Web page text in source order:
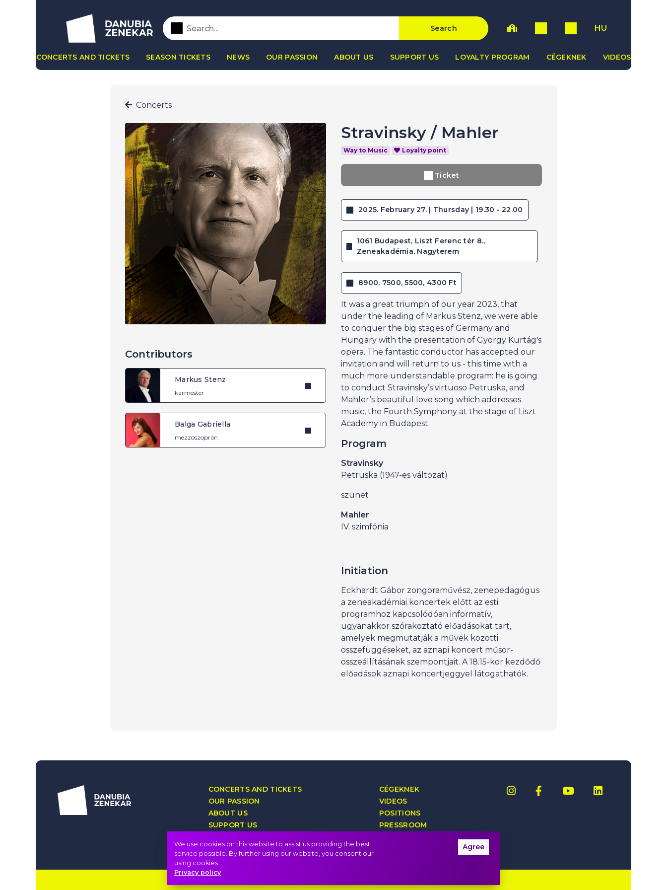
Search HU
CONCERTS AND TICKETS SEASON TICKETS NEWS OUR PASSION ABOUT US SUPPORT US LOYALTY PROGRAM CÉGEKNEK VIDEOS
Concerts
Contributors
Markus Stenz
karmester
Balga Gabriella
mezzoszoprán
Stravinsky /Mahler
Way to Music Loyalty point
Ticket
2025. February 27. | Thursday | 19.30 - 22.00
1061 Budapest, Liszt Ferenc tér 8.,
Zeneakadémia, Nagyterem
8900, 7500, 5500, 4300 Ft
It was a great triumph of our year 2023, that
under the leading of Markus Stenz, we were able
to conquer the big stages of Germany and
Hungary with the presentation of György Kurtág's
opera. The fantastic conductor has accepted our
invitation and will return to us - this time with a
much more understandable program: he is going
to conduct Stravinsky’s virtuoso Petruska, and
Mahler’s beautiful love song which addresses
music, the Fourth Symphony at the stage of Liszt
Academy in Budapest.
Program
Stravinsky
Petruska (1947-es változat)
szünet
Mahler
IV. szimfónia
Initiation
Eckhardt Gábor zongoraművész, zenepedagógus
a zeneakadémiai koncertek előtt az esti
programhoz kapcsolódóan informatív,
ugyanakkor szórakoztató előadásokat tart,
amelyek megmutatják a művek közötti
összefüggéseket, az aznapi koncert műsor-
összeállításának szempontjait. A 18.15-kor kezdődő
előadások aznapi koncertjeggyel látogathatók.
We use cookies on this website to assist us providing the best
service possible. By further using our website, you consent our
using cookies.
Privacy policy
Agree
CONCERTS AND TICKETS
OUR PASSION
ABOUT US
SUPPORT US
CÉGEKNEK
VIDEOS
POSITIONS
PRESSROOM